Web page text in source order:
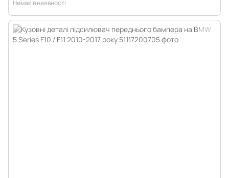
Немає в наявності